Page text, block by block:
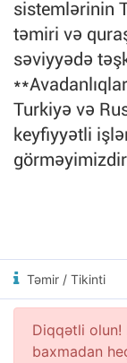
sistemlərinin
təmiri və
səviyyədə
Turkiyə və
keyfiyyətli
Təmir / Tikinti
Diqqətli olun!
baxmadan